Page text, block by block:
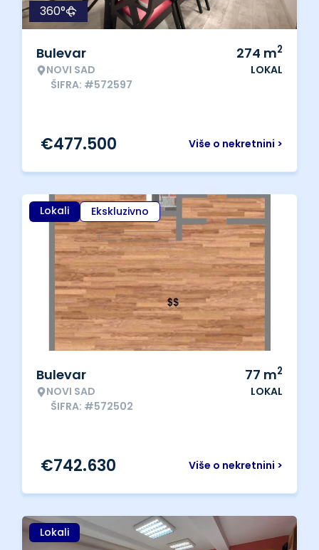
360°
Bulevar
NOVI SAD
ŠIFRA: #572597
274 m2
LOKAL
Više o nekretnini >
€477.500
Lokali Ekskluzivno
Bulevar
NOVI SAD
ŠIFRA: #572502
77 m2
LOKAL
Više o nekretnini >
€742.630
Lokali